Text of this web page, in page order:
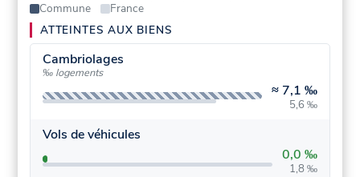
Commune
France
ATTEINTES AUX BIENS
Cambriolages
‰ logements
≈ 7,1 ‰
5,6 ‰
Vols de véhicules
0,0 ‰
1,8 ‰